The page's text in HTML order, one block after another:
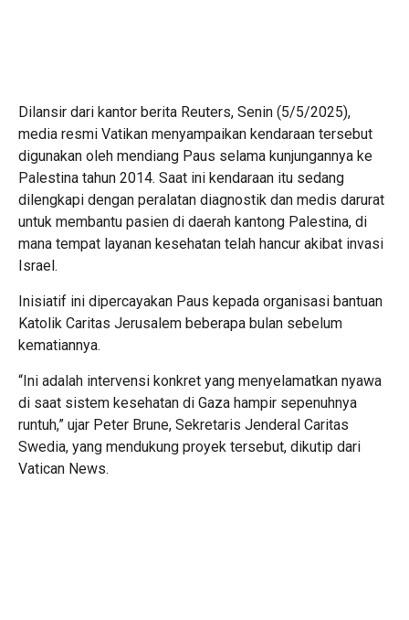
Dilansir dari kantor berita Reuters, Senin (5/5/2025),
media resmi Vatikan menyampaikan kendaraan tersebut
digunakan oleh mendiang Paus selama kunjungannya ke
Palestina tahun 2014. Saat ini kendaraan itu sedang
dilengkapi dengan peralatan diagnostik dan medis darurat
untuk membantu pasien di daerah kantong Palestina, di
mana tempat layanan kesehatan telah hancur akibat invasi
Israel.
Inisiatif ini dipercayakan Paus kepada organisasi bantuan
Katolik Caritas Jerusalem beberapa bulan sebelum
kematiannya.
“Ini adalah intervensi konkret yang menyelamatkan nyawa
di saat sistem kesehatan di Gaza hampir sepenuhnya
runtuh,” ujar Peter Brune, Sekretaris Jenderal Caritas
Swedia, yang mendukung proyek tersebut, dikutip dari
Vatican News.